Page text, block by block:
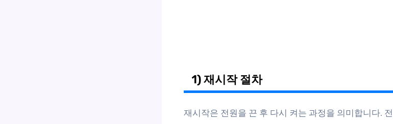
1) 재시작 절차
재시작은 전원을 끈 후 다시 켜는 과정을 의미합니다.